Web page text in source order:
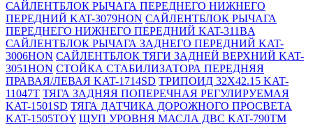
САЙЛЕНТБЛОК РЫЧАГА ПЕРЕДНЕГО НИЖНЕГО
ПЕРЕДНИЙ KAT-3079HON САЙЛЕНТБЛОК РЫЧАГА
ПЕРЕДНЕГО НИЖНЕГО ПЕРЕДНИЙ KAT-311BA
САЙЛЕНТБЛОК РЫЧАГА ЗАДНЕГО ПЕРЕДНИЙ KAT-
3006HON САЙЛЕНТБЛОК ТЯГИ ЗАДНЕЙ ВЕРХНИЙ KAT-
3051HON СТОЙКА СТАБИЛИЗАТОРА ПЕРЕДНЯЯ
ПРАВАЯ/ЛЕВАЯ KAT-1714SD ТРИПОИД 32X42.15 KAT-
11047T ТЯГА ЗАДНЯЯ ПОПЕРЕЧНАЯ РЕГУЛИРУЕМАЯ
KAT-1501SD ТЯГА ДАТЧИКА ДОРОЖНОГО ПРОСВЕТА
KAT-1505TOY ЩУП УРОВНЯ МАСЛА ДВС KAT-790TM